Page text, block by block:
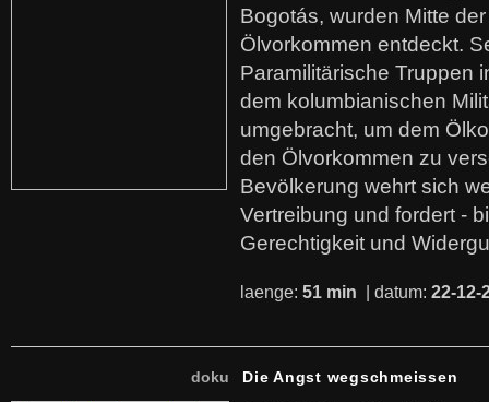
Bogotás, wurden Mitte
Ölvorkommen entdeckt.
Paramilitärische Truppen
dem kolumbianischen
umgebracht, um dem
den Ölvorkommen zu
Bevölkerung wehrt sich
Vertreibung und fordert -
Gerechtigkeit und
laenge: 51 min | datum: 22-12-
doku Die Angst wegschmeissen